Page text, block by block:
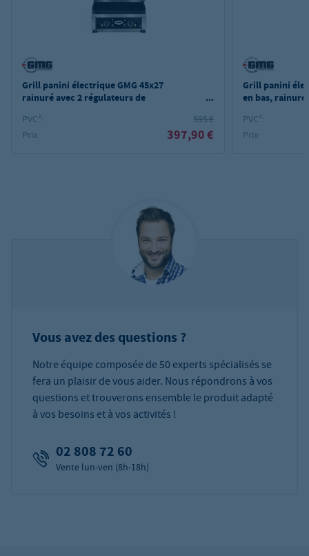
Grill panini électrique GMG 45x27
rainuré avec 2 régulateurs de
PVC²:
595 €
Prix:
397,90 €
Grill panini
en bas, rainuré
PVC²:
Prix:
Vous avez des questions ?
Notre équipe composée de 50 experts spécialisés se
fera un plaisir de vous aider. Nous répondrons à vos
questions et trouverons ensemble le produit adapté
à vos besoins et à vos activités !
02 808 72 60
Vente lun-ven (8h-18h)